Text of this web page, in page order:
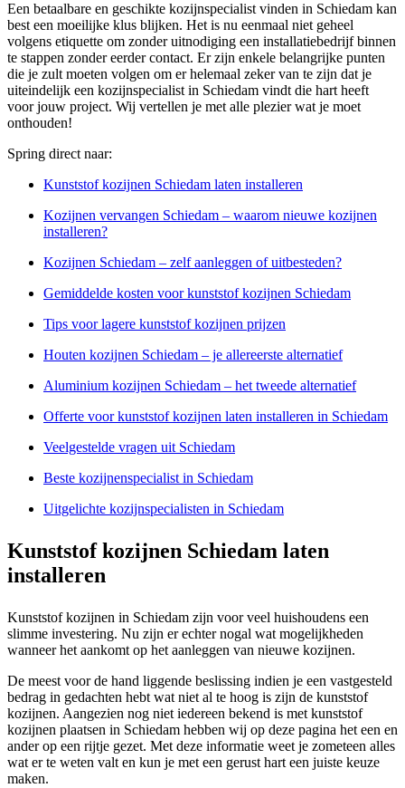
Een betaalbare en geschikte kozijnspecialist vinden in Schiedam kan
best een moeilijke klus blijken. Het is nu eenmaal niet geheel
volgens etiquette om zonder uitnodiging een installatiebedrijf binnen
te stappen zonder eerder contact. Er zijn enkele belangrijke punten
die je zult moeten volgen om er helemaal zeker van te zijn dat je
uiteindelijk een kozijnspecialist in Schiedam vindt die hart heeft
voor jouw project. Wij vertellen je met alle plezier wat je moet
onthouden!
Spring direct naar:
Kunststof kozijnen Schiedam laten installeren
Kozijnen vervangen Schiedam – waarom nieuwe kozijnen
installeren?
Kozijnen Schiedam – zelf aanleggen of uitbesteden?
Gemiddelde kosten voor kunststof kozijnen Schiedam
Tips voor lagere kunststof kozijnen prijzen
Houten kozijnen Schiedam – je allereerste alternatief
Aluminium kozijnen Schiedam – het tweede alternatief
Offerte voor kunststof kozijnen laten installeren in Schiedam
Veelgestelde vragen uit Schiedam
Beste kozijnenspecialist in Schiedam
Uitgelichte kozijnspecialisten in Schiedam
Kunststof kozijnen Schiedam laten
installeren
Kunststof kozijnen in Schiedam zijn voor veel huishoudens een
slimme investering. Nu zijn er echter nogal wat mogelijkheden
wanneer het aankomt op het aanleggen van nieuwe kozijnen.
De meest voor de hand liggende beslissing indien je een vastgesteld
bedrag in gedachten hebt wat niet al te hoog is zijn de kunststof
kozijnen. Aangezien nog niet iedereen bekend is met kunststof
kozijnen plaatsen in Schiedam hebben wij op deze pagina het een en
ander op een rijtje gezet. Met deze informatie weet je zometeen alles
wat er te weten valt en kun je met een gerust hart een juiste keuze
maken.